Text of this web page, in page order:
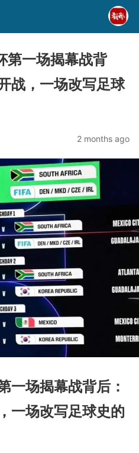
一场揭幕战背
战，一场改写足球
2 months ago
一场揭幕战背后：
一场改写足球史的